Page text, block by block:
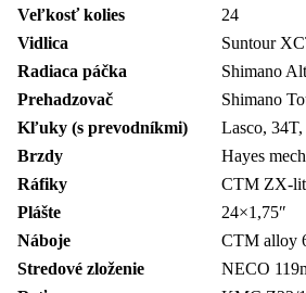
Veľkosť kolies
24
Vidlica
Suntour
Radiaca páčka
Shimano
Prehadzovač
Shimano
Kľuky (s prevodníkmi)
Lasco,
Brzdy
Hayes
Ráfiky
CTM ZX-
Plášte
24×1,75″
Náboje
CTM alloy
Stredové zloženie
NECO